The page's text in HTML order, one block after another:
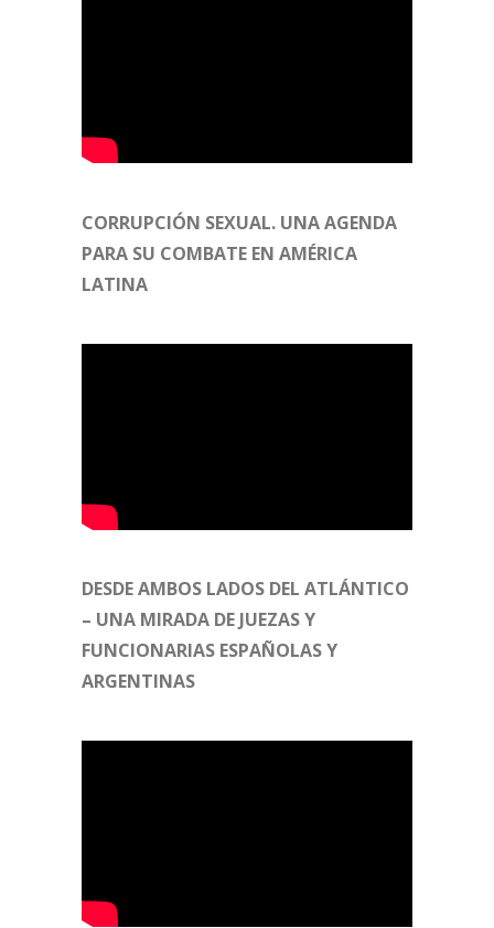
CORRUPCIÓN SEXUAL. UNA AGENDA
PARA SU COMBATE EN AMÉRICA
LATINA
DESDE AMBOS LADOS DEL ATLÁNTICO
– UNA MIRADA DE JUEZAS Y
FUNCIONARIAS ESPAÑOLAS Y
ARGENTINAS